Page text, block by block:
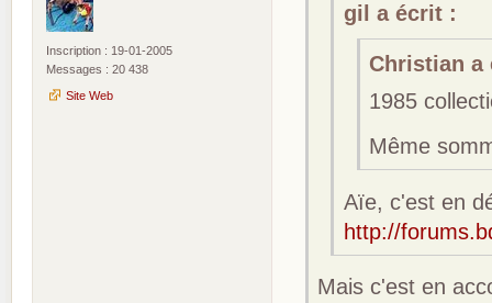
Inscription : 19-01-2005
Messages : 20 438
Site Web
gil a écrit :
Christian a
1985
Même
Aïe, c'est en
http://
Mais c'est en